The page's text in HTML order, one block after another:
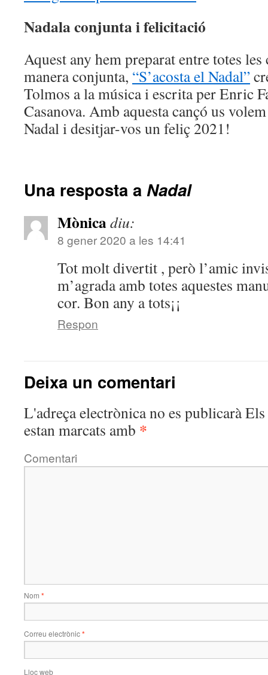
Nadala conjunta i felicitació
Aquest any hem preparat entre totes les
manera conjunta, “S’acosta el Nadal”
Tolmos a la música i escrita per Enric
Casanova. Amb aquesta cançó us
Nadal i desitjar-vos un feliç 2021!
Una resposta a Nadal
Mònicadiu:
8 gener 2020 a les 14:41
Tot molt divertit , però l’amic
m’agrada amb totes aquestes
cor. Bon any a tots¡¡
Respon
Deixa un comentari
L'adreça electrònica no es publicaràEls
estan marcats amb *
Comentari
Nom *
Correu electrònic*
Lloc web